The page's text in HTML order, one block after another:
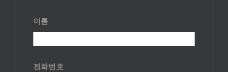
이름
전화번호